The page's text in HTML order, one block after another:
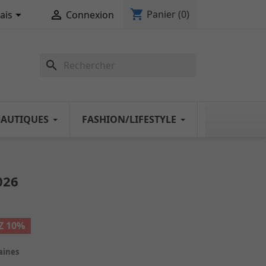
  Connexion shopping_cart Panier (0)
search
FASHION/LIFESTYLE
10%